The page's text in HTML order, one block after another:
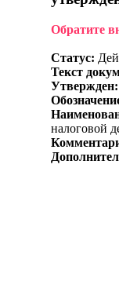
Обратите
Статус:
Текст
Утвержден:
налоговой